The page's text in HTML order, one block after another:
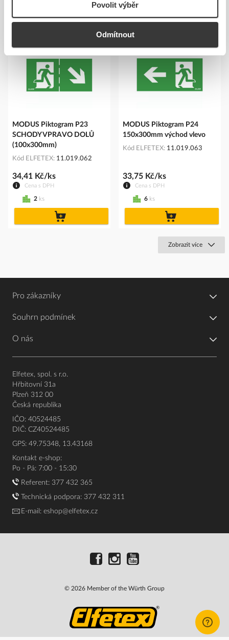
Povolit výběr
Odmítnout
Podobné produkty
MODUS Piktogram P23
SCHODY VPRAVO DOLŮ
(100x300mm)
Kód ELFETEX 11.019.062
Cena s DPH
34,41 Kč/ks
2 ks
MODUS Piktogram P24
150x300mm východ vlevo
Kód ELFETEX 11.019.063
Cena s DPH
33,75 Kč/ks
6 ks
Zobrazit více
Pro zákazníky
Souhrn podmínek
O nás
Elfetex, spol. s r.o.
Hřbitovní 31a
Plzeň 312 00
Česká republika
IČO: 40524485
DIČ: CZ40524485
GPS: 49.75348, 13.43168
Kontakt e-shop:
Po - Pá: 7:00 - 15:30
Referent: 377 432 365
Technická podpora: 377 432 311
E-mail: eshop@elfetex.cz
© 2026 Member of the Würth Group